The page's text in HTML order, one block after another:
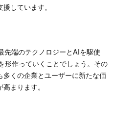
しています。
先端のテクノロジーとAIを駆使
形作っていくことでしょう。その
くの企業とユーザーに新たな価
まります。